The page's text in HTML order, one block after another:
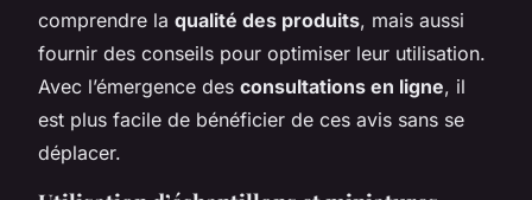
comprendre la qualité des produits, mais aussi
fournir des conseils pour optimiser leur utilisation.
Avec l’émergence des consultations en ligne, il
est plus facile de bénéficier de ces avis sans se
déplacer.